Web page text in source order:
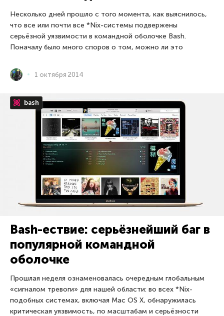
Несколько дней прошло с того момента, как выяснилось,
что все или почти все *Nix-системы подвержены
серьёзной уязвимости в командной оболочке Bash.
Поначалу было много споров о том, можно ли это
1 октября 2014
bash
Bash-ествие: серьёзнейший баг в
популярной командной
оболочке
Прошлая неделя ознаменовалась очередным глобальным
«сигналом тревоги» для нашей области: во всех *Nix-
подобных системах, включая Mac OS X, обнаружилась
критическая уязвимость, по масштабам и серьёзности